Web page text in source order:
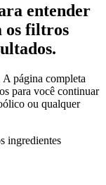
entender
os filtros
página completa
para você continuar
ou qualquer
ingredientes